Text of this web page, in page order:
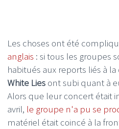
Les choses ont été
anglais : si tous les groupes
habitués aux reports liés à la
White Lies ont subi quant à
Alors que leur concert était
avril, le groupe n'a pu se
matériel était coincé à la